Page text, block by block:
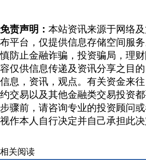
免责声明： 本站资讯来源于网络
布平台，仅提供信息存储空间服
慎防止金融诈骗，投资骗局，理
容仅供信息传递及资讯分享之目
信息，资讯，观点。有关资金来
约交易以及其他金融类交易投资
步骤前，请咨询专业的投资顾问
视作本人自行决定并自己承担此
相关阅读